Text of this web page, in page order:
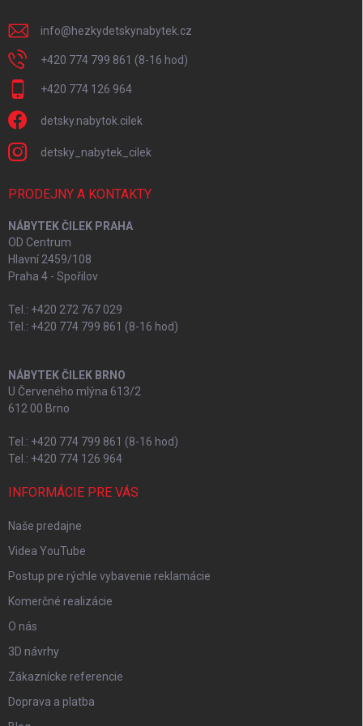
info@hezkydetskynabytek.cz
+420 774 799 861 (8-16 hod)
+420 774 126 964
detsky.nabytok.cilek
detsky_nabytek_cilek
PRODEJNY A KONTAKTY
NÁBYTEK ČILEK PRAHA
OD Centrum
Hlavní 2459/108
Praha 4 - Spořilov
Tel.: +420 272 767 029
Tel.: +420 774 799 861 (8-16 hod)
NÁBYTEK ČILEK BRNO
U Červeného mlýna 613/2
612 00 Brno
Tel.: +420 774 799 861 (8-16 hod)
Tel.: +420 774 126 964
INFORMÁCIE PRE VÁS
Naše predajne
Videa YouTube
Postup pre rýchle vybavenie reklamácie
Komerčné realizácie
O nás
3D návrhy
Zákaznícke referencie
Doprava a platba